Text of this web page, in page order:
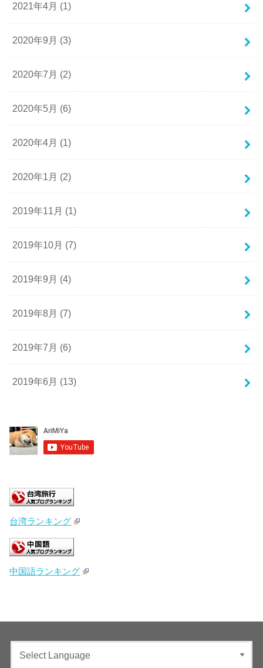
2021年4月 (1)
2020年9月 (3)
2020年7月 (2)
2020年5月 (6)
2020年4月 (1)
2020年1月 (2)
2019年11月 (1)
2019年10月 (7)
2019年9月 (4)
2019年8月 (7)
2019年7月 (6)
2019年6月 (13)
台湾ランキング
中国語ランキング